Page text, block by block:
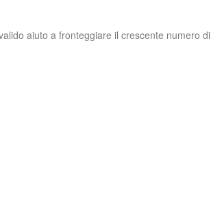
aiuto a fronteggiare il crescente numero di